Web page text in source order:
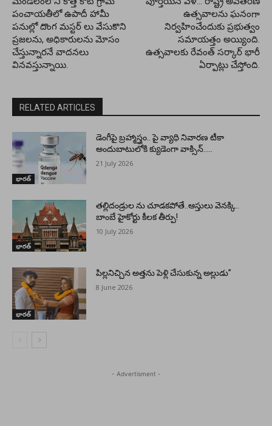
పంచాయతీలో ఉపాదీ హామీ
పనుల్లో దొంగ మస్టర్ లు వేసుకొని
ప్రజలను, అధికారులను మోసం
చేస్తున్నారనే వాదనలు
వినవస్తున్నాయి.
ఉత్సవాలను ఘనంగా
నిర్వహించేందుకు ప్రభుత్వం
సమాయత్తం అయ్యింది.
ఉత్సవాలకు రేవంత్‌ సర్కార్‌ భారీ
ఏర్పాట్లు చేస్తోంది.
RELATED ARTICLES
భారత్
డెంగీపై బ్రహ్మాస్త్రం.. పై వ్యాధి నివారణ టీకా
అందుబాటులోకి క్యుడెంగా వాక్సిన్…..
21 July 2026
భారత్
తల్లిదండ్రుల ను చూడకపోతే..ఆస్తులు వెనక్కి..
బాంబే హైకోర్టు కీలక తీర్పు!
10 July 2026
భారత్
పిల్లనిచ్చిన అత్తను పెళ్లి చేసుకున్న అల్లుడు”
8 June 2026
- Advertisment -